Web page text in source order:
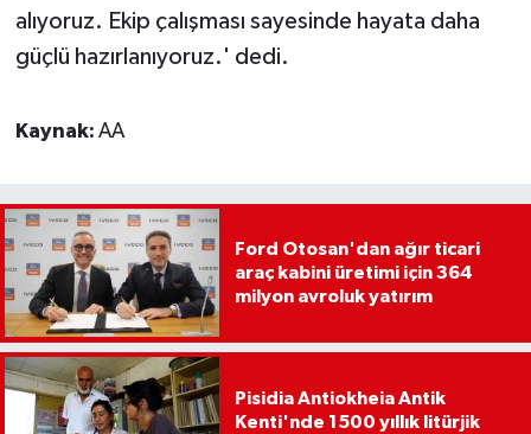
alıyoruz. Ekip çalışması sayesinde hayata daha
güçlü hazırlanıyoruz.' dedi.
Kaynak: AA
Ford Otosan'dan ağır ticari
araç kabini üretimi için 364
milyon avroluk yatırım
Pisidia Antiokheia Antik
Kenti'nde 1500 yıllık litürjik